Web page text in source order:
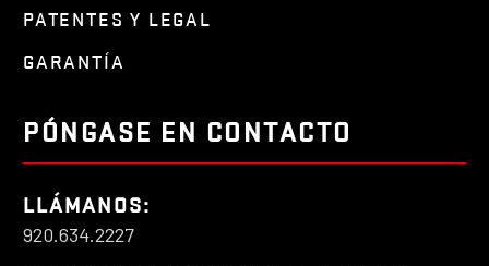
PATENTES Y LEGAL
GARANTÍA
PÓNGASE EN CONTACTO
LLÁMANOS:
920.634.2227